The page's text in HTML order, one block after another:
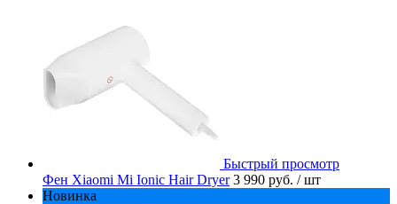
Быстрый просмотр
Фен Xiaomi Mi Ionic Hair Dryer 3 990 руб. / шт
Новинка